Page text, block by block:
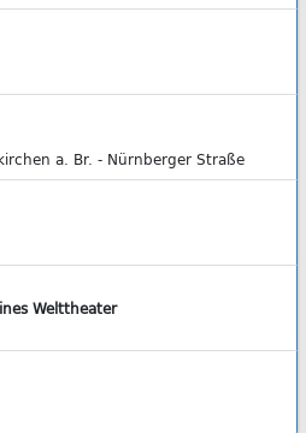
a. Br. - Nürnberger Straße
Welttheater